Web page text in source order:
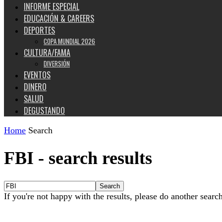
INFORME ESPECIAL
EDUCACIÓN & CAREERS
DEPORTES
COPA MUNDIAL 2026
CULTURA/FAMA
DIVERSIÓN
EVENTOS
DINERO
SALUD
DEGUSTANDO
Home Search
FBI - search results
If you're not happy with the results, please do another